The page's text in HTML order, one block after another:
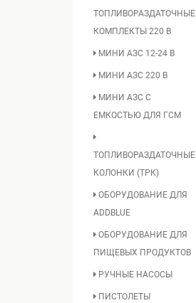
ТОПЛИВОРАЗДАТОЧНЫЕ
КОМПЛЕКТЫ 220 В
МИНИ АЗС 12-24 В
МИНИ АЗС 220 В
МИНИ АЗС С
ЕМКОСТЬЮ ДЛЯ ГСМ
ТОПЛИВОРАЗДАТОЧНЫЕ
КОЛОНКИ (ТРК)
ОБОРУДОВАНИЕ ДЛЯ
ADDBLUE
ОБОРУДОВАНИЕ ДЛЯ
ПИЩЕВЫХ ПРОДУКТОВ
РУЧНЫЕ НАСОСЫ
ПИСТОЛЕТЫ